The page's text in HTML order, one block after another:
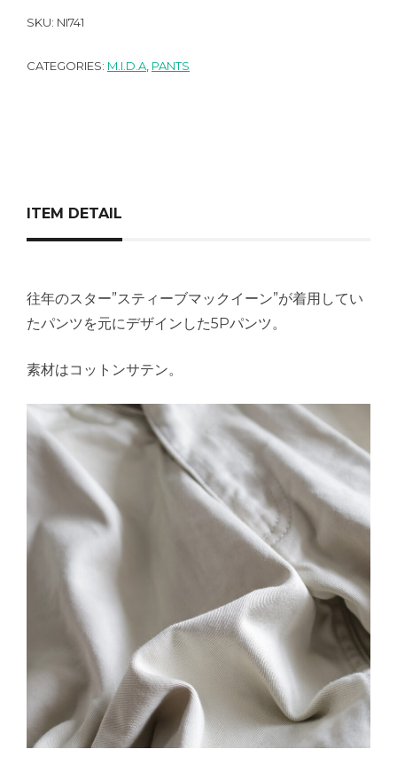
SKU: NI741
CATEGORIES: M.I.D.A PANTS
ITEM DETAIL
往年のスター”スティーブマックイーン”が着用してい
たパンツを元にデザインした5Pパンツ。
素材はコットンサテン。